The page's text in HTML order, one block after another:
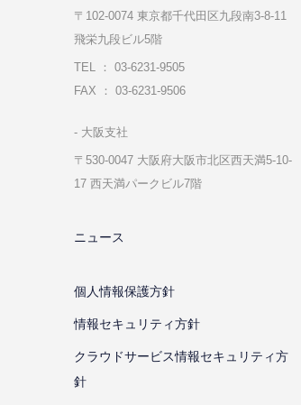
〒102-0074 東京都千代⽥区九段南3-8-11
飛栄九段ビル5階
TEL ： 03-6231-9505
FAX ： 03-6231-9506
⼤阪⽀社
〒530-0047 ⼤阪府⼤阪市北区⻄天満5-10-
17 ⻄天満パークビル7階
ニュース
個⼈情報保護⽅針
情報セキュリティ⽅針
クラウドサービス情報セキュリティ方
針